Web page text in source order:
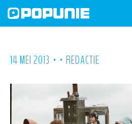
14 MEI 2013 • • REDACTIE